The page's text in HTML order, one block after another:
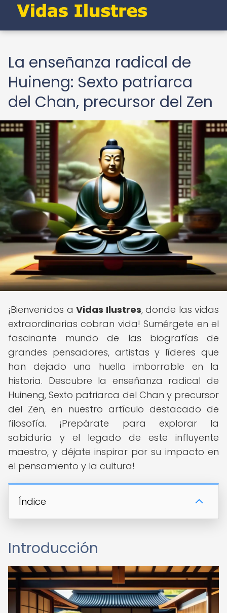
La enseñanza radical de
Huineng: Sexto patriarca
del Chan, precursor del Zen
¡Bienvenidos a Vidas Ilustres, donde las vidas
extraordinarias cobran vida! Sumérgete en el
fascinante mundo de las biografías de
grandes pensadores, artistas y líderes que
han dejado una huella imborrable en la
historia. Descubre la enseñanza radical de
Huineng, Sexto patriarca del Chan y precursor
del Zen, en nuestro artículo destacado de
filosofía. ¡Prepárate para explorar la
sabiduría y el legado de este influyente
maestro, y déjate inspirar por su impacto en
el pensamiento y la cultura!
Índice
Introducción